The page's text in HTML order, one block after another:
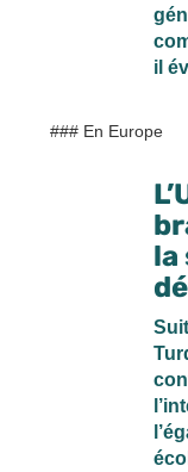
il
### En Europe
la